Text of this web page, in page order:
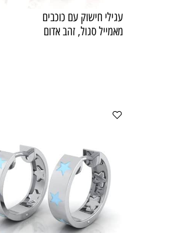
עגילי חישוק עם כוכבים
מאמייל סגול, זהב אדום